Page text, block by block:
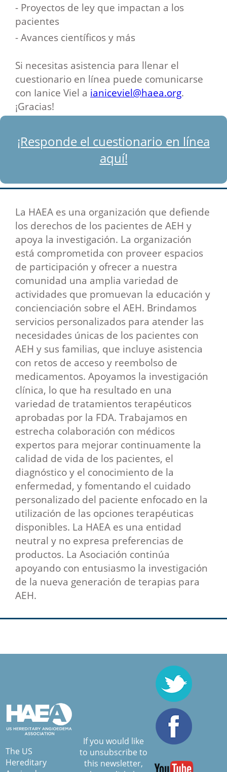
- Proyectos de ley que impactan a los
pacientes
- Avances científicos y más
Si necesitas asistencia para llenar el
cuestionario en línea puede comunicarse
con Ianice Viel a ianiceviel@haea.org.
¡Gracias!
¡Responde el cuestionario en línea
aquí!
La HAEA es una organización que defiende
los derechos de los pacientes de AEH y
apoya la investigación. La organización
está comprometida con proveer espacios
de participación y ofrecer a nuestra
comunidad una amplia variedad de
actividades que promuevan la educación y
concienciación sobre el AEH. Brindamos
servicios personalizados para atender las
necesidades únicas de los pacientes con
AEH y sus familias, que incluye asistencia
con retos de acceso y reembolso de
medicamentos. Apoyamos la investigación
clínica, lo que ha resultado en una
variedad de tratamientos terapéuticos
aprobadas por la FDA. Trabajamos en
estrecha colaboración con médicos
expertos para mejorar continuamente la
calidad de vida de los pacientes, el
diagnóstico y el conocimiento de la
enfermedad, y fomentando el cuidado
personalizado del paciente enfocado en la
utilización de las opciones terapéuticas
disponibles. La HAEA es una entidad
neutral y no expresa preferencias de
productos. La Asociación continúa
apoyando con entusiasmo la investigación
de la nueva generación de terapias para
AEH.
The US
Hereditary
If you would like
to unsubscribe to
this newsletter,